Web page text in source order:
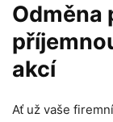
Odměna
akcí
Ať už vaše